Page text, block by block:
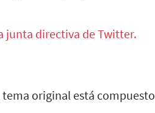
junta directiva de Twitter.
tema original está compuesto